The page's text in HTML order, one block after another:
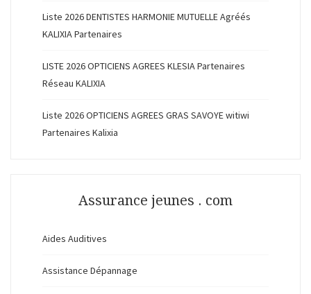
Liste 2026 DENTISTES HARMONIE MUTUELLE Agréés
KALIXIA Partenaires
LISTE 2026 OPTICIENS AGREES KLESIA Partenaires
Réseau KALIXIA
Liste 2026 OPTICIENS AGREES GRAS SAVOYE witiwi
Partenaires Kalixia
Assurance jeunes . com
Aides Auditives
Assistance Dépannage